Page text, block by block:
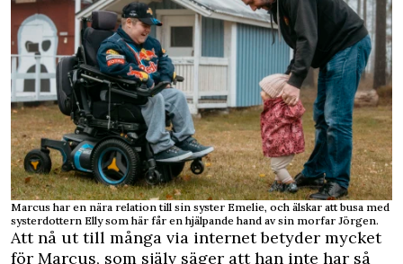
Marcus har en nära relation till sin syster Emelie, och älskar att busa med
systerdottern Elly som här får en hjälpande hand av sin morfar Jörgen.
Att nå ut till många via internet betyder mycket
för Marcus, som själv säger att han inte har så